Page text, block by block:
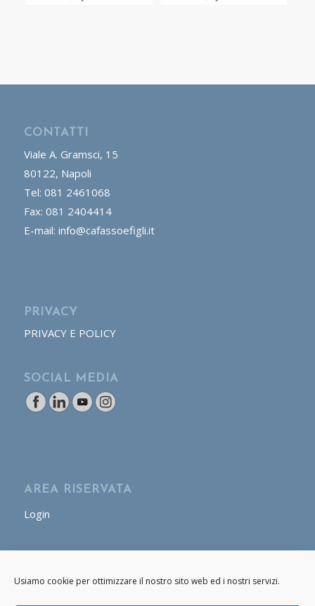
Usiamo cookie per ottimizzare il nostro sito web ed i nostri servizi.
CONTATTI
Viale A. Gramsci, 15
80122, Napoli
Tel: 081 2461068
Fax: 081 2404414
E-mail: info@cafassoefigli.it
PRIVACY
PRIVACY E POLICY
SOCIAL MEDIA
AREA RISERVATA
Login